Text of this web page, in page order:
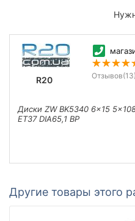
R20 Отзывов(13)
Диски ZW BK5340 6x15
ET37 DIA65,1 BP
Другие товары этого